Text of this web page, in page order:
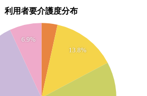
利用者要介護度分布
13.8%
6.9%